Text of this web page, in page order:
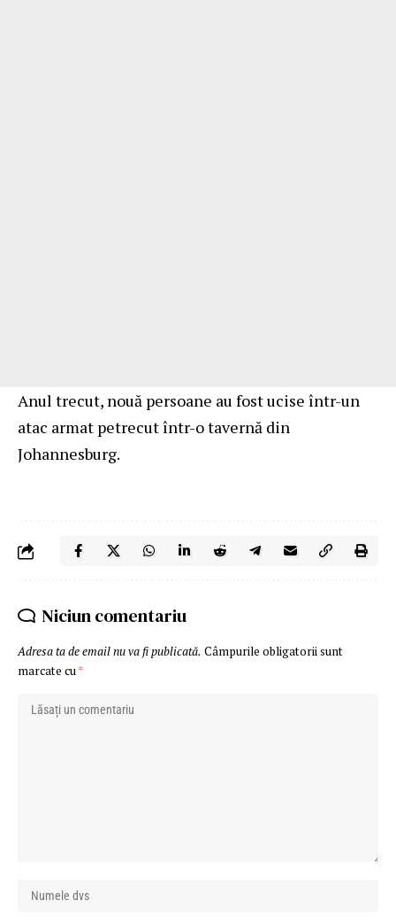
Anul trecut, nouă persoane au fost ucise într-un
atac armat petrecut într-o tavernă din
Johannesburg.
Niciun comentariu
Adresa ta de email nu va fi publicată. Câmpurile obligatorii sunt
marcate cu *